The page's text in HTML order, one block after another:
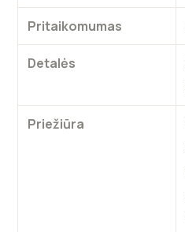
Pritaikomumas
Detalės
Priežiūra